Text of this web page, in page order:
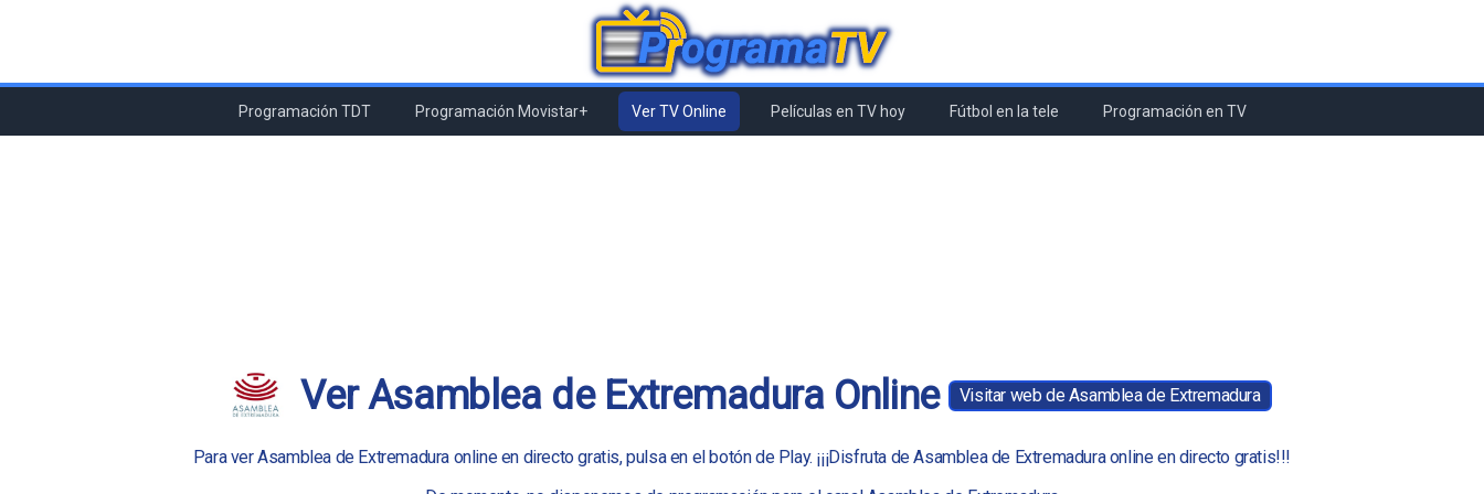
Programación TDT Programación Movistar+ Ver TV Online Películas en TV hoy Fútbol en la tele Programación en TV
Ver Asamblea de Extremadura Online Visitar web de Asamblea de Extremadura
Para ver Asamblea de Extremadura online en directo gratis, pulsa en el botón de Play. ¡¡¡Disfruta de Asamblea de Extremadura online en directo gratis!!!